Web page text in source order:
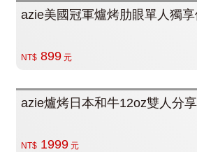
azie美國冠軍爐烤肋眼單人獨
NT$899元
azie爐烤日本和牛12oz雙人分
NT$1999元